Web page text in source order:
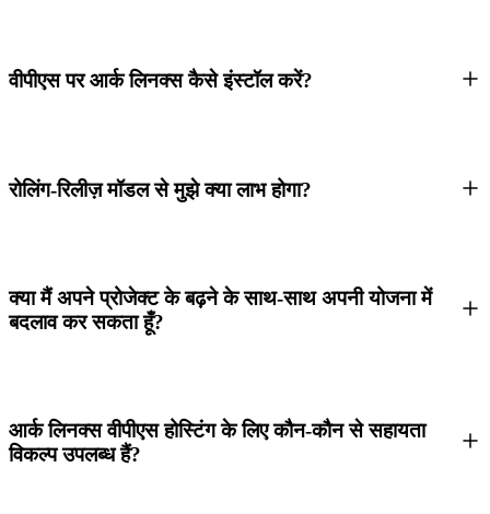
वीपीएस पर आर्क लिनक्स कैसे इंस्टॉल करें?
रोलिंग-रिलीज़ मॉडल से मुझे क्या लाभ होगा?
क्या मैं अपने प्रोजेक्ट के बढ़ने के साथ-साथ अपनी योजना में
बदलाव कर सकता हूँ?
आर्क लिनक्स वीपीएस होस्टिंग के लिए कौन-कौन से सहायता
विकल्प उपलब्ध हैं?